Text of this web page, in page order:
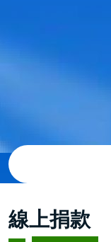
線上捐款